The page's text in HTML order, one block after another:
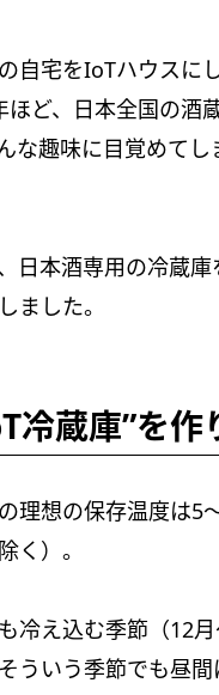
自宅をIoTハウスに
ほど、日本全国の酒
な趣味に目覚めて
日本酒専用の冷蔵
ました。
冷蔵庫”を作
理想の保存温度は5
く）。
冷え込む季節（12
ういう季節でも昼